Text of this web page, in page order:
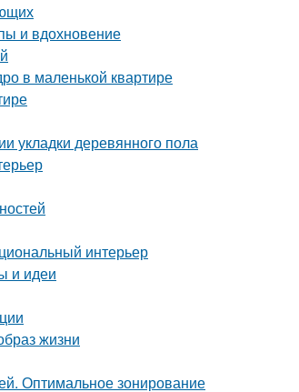
и вдохновение
в маленькой квартире
укладки деревянного пола
интерьер
и идеи
жизни
Оптимальное зонирование